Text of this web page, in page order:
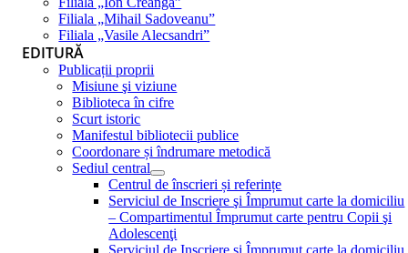
Filiala „Mihail Sadoveanu”
Filiala „Vasile Alecsandri”
EDITURĂ
Publicații proprii
Misiune şi viziune
Biblioteca în cifre
Scurt istoric
Manifestul bibliotecii publice
Coordonare și îndrumare metodică
Sediul central
Centrul de înscrieri și referințe
Serviciul de Inscriere şi Împrumut carte la domiciliu
– Compartimentul Împrumut carte pentru Copii şi
Adolescenţi
Serviciul de Inscriere şi Împrumut carte la domiciliu